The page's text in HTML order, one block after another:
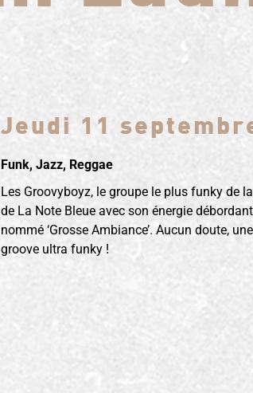
Jeudi 11
Funk, Jazz, Reggae
Les Groovyboyz, le groupe le plus funky de
de La Note Bleue avec son énergie
nommé ‘Grosse Ambiance’. Aucun doute,
groove ultra funky !